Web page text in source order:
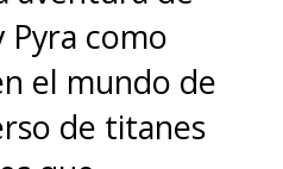
jugar?Claro
todos los
móviles
quizás haya
Pyra como
el mundo de
de titanes